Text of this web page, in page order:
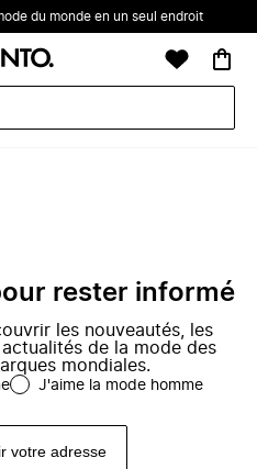
du monde en un seul endroit
rester informé
les nouveautés, les
de la mode des
mondiales.
J'aime la mode homme